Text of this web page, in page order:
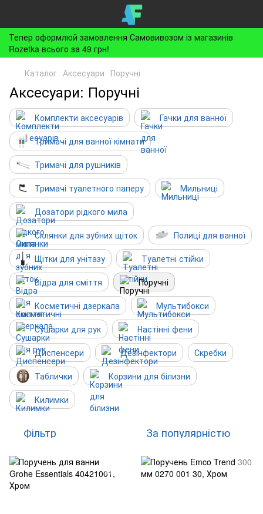
Тепер оформлюй замовлення Самовивозом із магазинів
Rozetka всього за 49 грн!
Каталог Аксесуари Поручні
Аксесуари: Поручні
Комплекти аксесуарів
Гачки для ванної
Тримачі для ванної кімнати
Тримачі для рушників
Тримачі туалетного паперу
Мильниці
Дозатори рідкого мила
Склянки для зубних щіток
Полиці для ванної
Щітки для унітазу
Туалетні стійки
Відра для сміття
Поручні
Косметичні дзеркала
Мультибокси
Сушарки для рук
Настінні фени
Диспенсери
Дезінфектори
Скребки
Таблички
Корзини для білизни
Килимки
Фільтр За популярністю